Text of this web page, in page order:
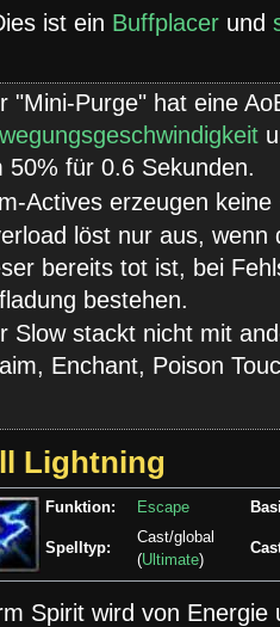
ist ein Buffplacer und
"Mini-Purge" hat eine
50% für 0.6 Sekunden.
Actives erzeugen
löst nur aus,
bereits tot ist, bei
bestehen.
Slow stackt nicht mit
Enchant, Poison
Lightning
Funktion: Escape
Spelltyp:
Cast/global
(Ultimate)
Spirit wird von